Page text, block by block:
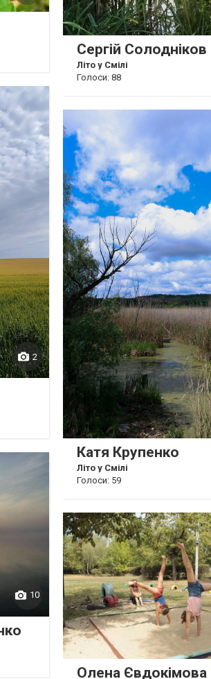
Сергій Солодніков
Літо у Смілі
Голоси: 88
2
Катя Крупенко
Літо у Смілі
Голоси: 59
10
Олена Євдокімова